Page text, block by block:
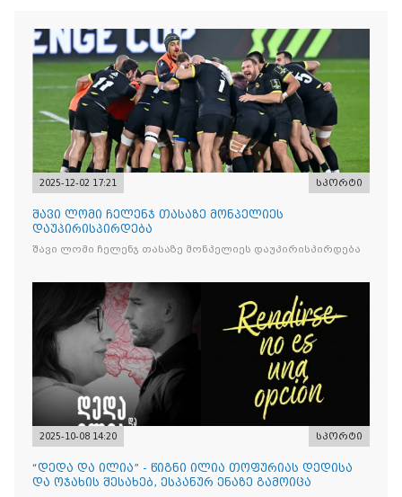
2025-12-02 17:21 სპორტი
შავი ლომი ჩელენჯ თასაზე მონპელიეს
დაუპირისპირდება
შავი ლომი ჩელენჯ თასაზე მონპელიეს დაუპირისპირდება
2025-10-08 14:20 სპორტი
“დედა და ილია” - წიგნი ილია თოფურიას დედისა
და ოჯახის შესახებ, ესპანურ ენაზე გამოიცა